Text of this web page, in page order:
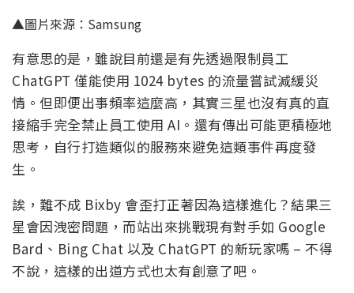
▲圖片來源：Samsung
有意思的是，雖說目前還是有先透過限制員工
ChatGPT 僅能使用 1024 bytes 的流量嘗試減緩災
情。但即便出事頻率這麼高，其實三星也沒有真的直
接縮手完全禁止員工使用 AI。還有傳出可能更積極地
思考，自行打造類似的服務來避免這類事件再度發
生。
誒，難不成 Bixby 會歪打正著因為這樣進化？結果三
星會因洩密問題，而站出來挑戰現有對手如 Google
Bard、Bing Chat 以及 ChatGPT 的新玩家嗎 – 不得
不說，這樣的出道方式也太有創意了吧。